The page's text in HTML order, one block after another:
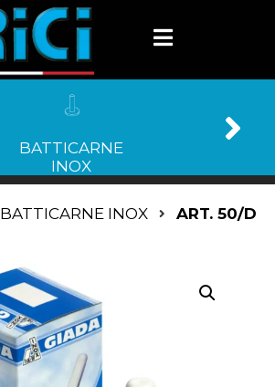
BATTICARNE
INOX
BATTICARNE INOX ART. 50/D